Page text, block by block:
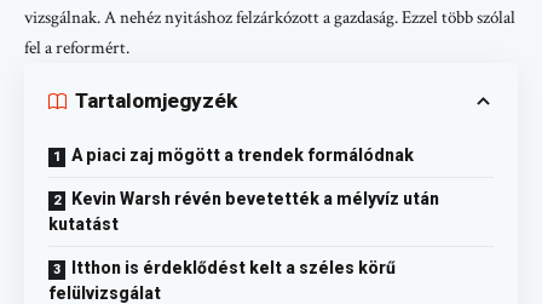
vizsgálnak. A nehéz nyitáshoz felzárkózott a gazdaság. Ezzel több szólal
fel a reformért.
Tartalomjegyzék
A piaci zaj mögött a trendek formálódnak
Kevin Warsh révén bevetették a mélyvíz után
kutatást
Itthon is érdeklődést kelt a széles körű
felülvizsgálat